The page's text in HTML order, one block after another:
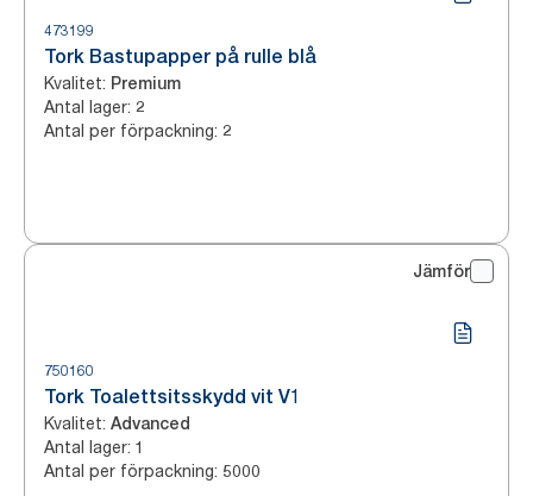
473199
Tork Bastupapper på rulle blå
Kvalitet: Premium
Antal lager: 2
Antal per förpackning: 2
Jämför
750160
Tork Toalettsitsskydd vit V1
Kvalitet: Advanced
Antal lager: 1
Antal per förpackning: 5000